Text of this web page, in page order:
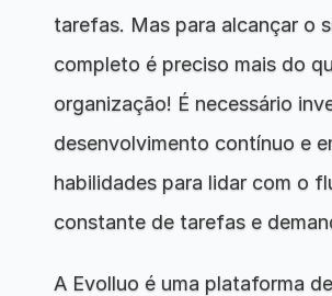
tarefas. Mas para alcançar o
completo é preciso mais do
organização! É necessário
desenvolvimento contínuo e
habilidades para lidar com o
constante de tarefas e
A Evolluo é uma plataforma